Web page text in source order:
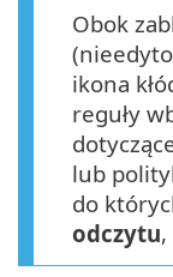
Obok
ikona
reguły
lub
do
odczytu